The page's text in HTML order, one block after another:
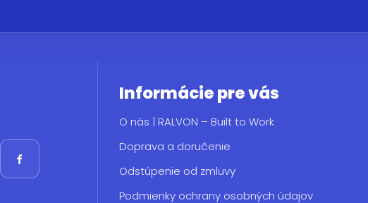
Informácie pre vás
O nás | RALVON – Built to Work
Doprava a doručenie
Odstúpenie od zmluvy
Podmienky ochrany osobných údajov